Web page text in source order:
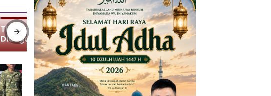
Tinggal Sendiri, Nenek 80 Tahun di Bantaeng Ditemukan Meninggal
Diduga Korban Pembunuhan